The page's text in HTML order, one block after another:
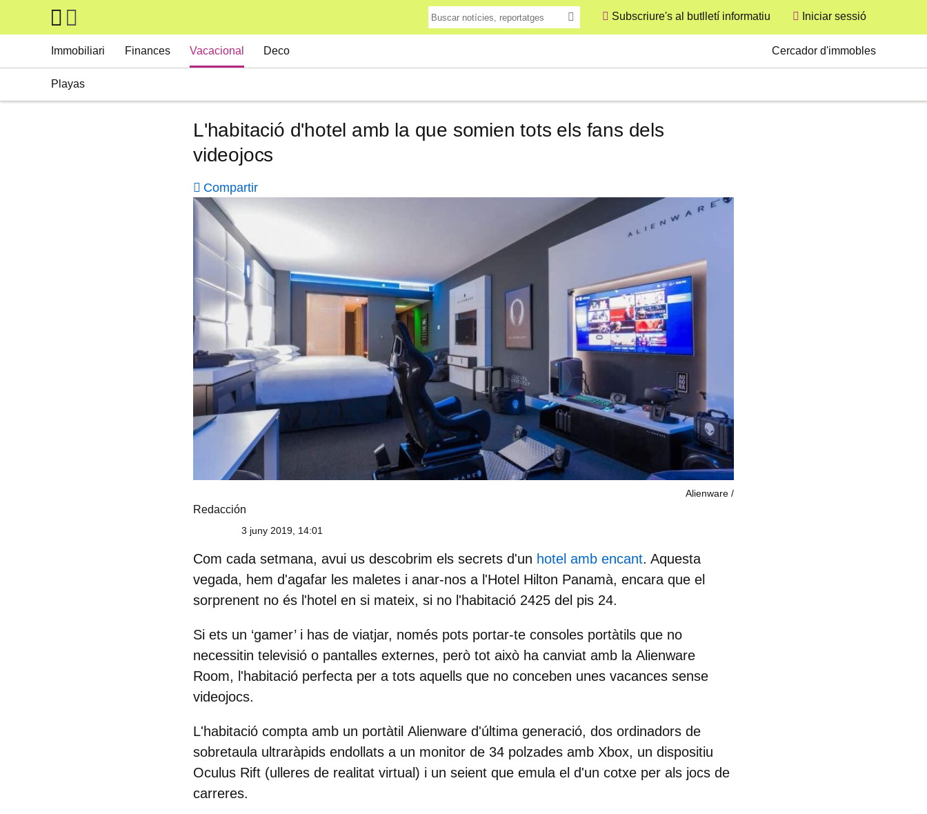
Skip to main content
Subscriure's al butlletí informatiu
User
Iniciar sessió
Immobiliari Finances Vacacional
Playas
Deco Cercador d'immobles
L'habitació d'hotel amb la que somien tots els fans dels
videojocs
Compartir
Alienware
Redacción
3 juny 2019, 14:01
Com cada setmana, avui us descobrim els secrets d'un hotel amb encant. Aquesta
vegada, hem d'agafar les maletes i anar-nos a l'Hotel Hilton Panamà, encara que el
sorprenent no és l'hotel en si mateix, si no l'habitació 2425 del pis 24.
Si ets un ‘gamer’ i has de viatjar, només pots portar-te consoles portàtils que no
necessitin televisió o pantalles externes, però tot això ha canviat amb la Alienware
Room, l'habitació perfecta per a tots aquells que no conceben unes vacances sense
videojocs.
L'habitació compta amb un portàtil Alienware d'última generació, dos ordinadors de
sobretaula ultraràpids endollats a un monitor de 34 polzades amb Xbox, un dispositiu
Oculus Rift (ulleres de realitat virtual) i un seient que emula el d'un cotxe per als jocs de
carreres.